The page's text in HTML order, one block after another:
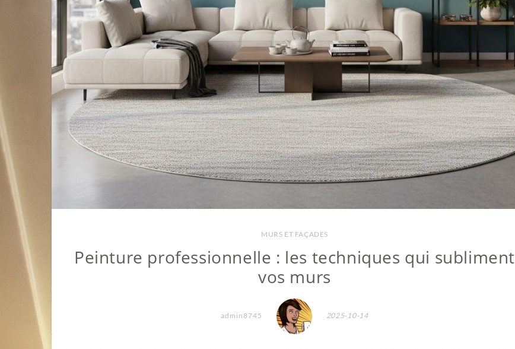
MURS ET FAÇADES
Peinture professionnelle : les techniques qui subliment
vos murs
admin8745 2025-10-14